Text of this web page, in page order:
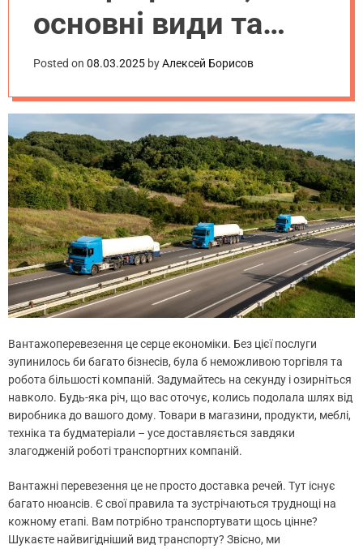
основні види та
особливості
організації
Posted on 08.03.2025 byАлексей Борисов
Вантажоперевезення це серце економіки. Без цієї послуги
зупинилось би багато бізнесів, була б неможливою торгівля та
робота більшості компаній. Задумайтесь на секунду і озирніться
навколо. Будь-яка річ, що вас оточує, колись подолала шлях від
виробника до вашого дому. Товари в магазини, продукти, меблі,
техніка та будматеріали – усе доставляється завдяки
злагодженій роботі транспортних компаній.
Вантажні перевезення це не просто доставка речей. Тут існує
багато нюансів. Є свої правила та зустрічаються труднощі на
кожному етапі. Вам потрібно транспортувати щось цінне?
Шукаєте найвигідніший вид транспорту? Звісно, ми